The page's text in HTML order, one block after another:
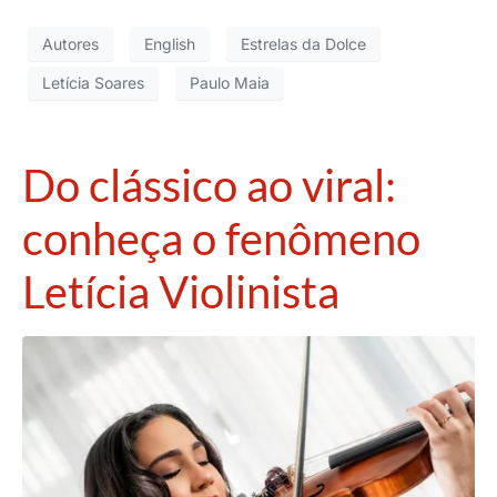
Autores English Estrelas da Dolce
Letícia Soares Paulo Maia
Do clássico ao viral:
conheça o fenômeno
Letícia Violinista